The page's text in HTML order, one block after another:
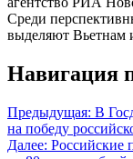
Среди
выделяют Вьетнам
Навигация
Предыдущая: В
на победу
Далее: Российские